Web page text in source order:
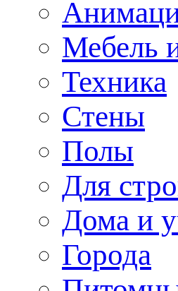
Мебель
Техника
Стены
Полы
Для
Дома и
Города